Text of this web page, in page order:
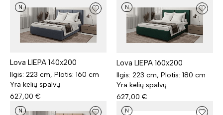
N
Lova LIEPA 140x200
Ilgis: 223 cm, Plotis: 160 cm
Yra kelių spalvų
627,00 €
N
Lova LIEPA 160x200
Ilgis: 223 cm, Plotis: 180 cm
Yra kelių spalvų
627,00 €
N N